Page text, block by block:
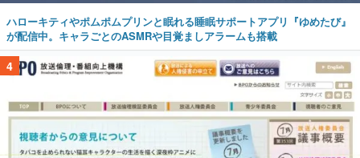
ハローキティやポムポムプリンと眠れる睡眠サポートアプリ『ゆめたび』
が配信中。キャラごとのASMRや目覚ましアラームも搭載
4